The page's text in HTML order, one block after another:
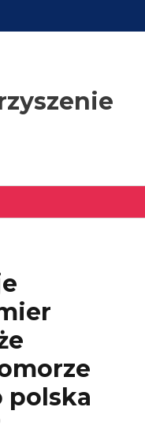
polska